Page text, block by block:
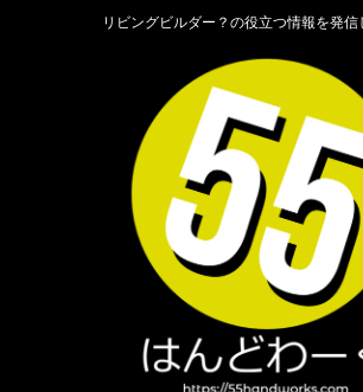
リビングビルダー？の役立つ情報を発信